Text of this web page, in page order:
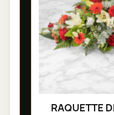
RAQUETTE